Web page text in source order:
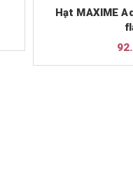
Hạt MAXIME